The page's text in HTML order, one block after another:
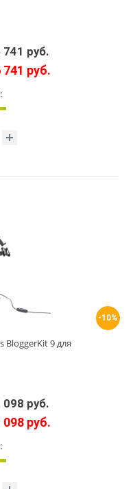
741 руб.
741 руб.
-10%
BloggerKit 9 для
098 руб.
098 руб.